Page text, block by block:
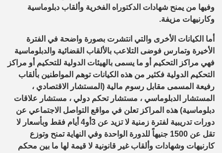
وفيها من يمنح شهادات الدكتوراه الفخرية وألقاب دبلوماسية
وكارنيهات مزيفة.
أما الكيانات الأخرى والتي انتشرت بصورة واضحة في الفترة
الأخيرة وتمارس فوضى التلاعب بالألقاب القضائية والدبلوماسية
فهي مراكز التحكيم أو ما يسمى بالهيئات الدولية للتحكيم أو مراكز
التحكيم الدولية فكثير من هذه الكيانات توهم المواطنين بألقاب
رفيعة المسمى مقابل رسوم مالية (المستشار الاقتصادي ،
المستشار الدبلوماسي ، مستشار تحكم دولي ، مستشار علاقات
دبلوماسية) هذه المراكز تعلن في مواقع التواصل الاجتماعي عن
دورات تدريبية لفترة زمنية لا تزيد عن 3أو4 أيام فقط وبأسعار لا
تقل عن 1500 جنيهاً للدورة الواحدة وفي النهاية تمنح وتوزع
كارنيهات وشهادات وألقاب غير قانونية لا قيمة لها ما بين محكم